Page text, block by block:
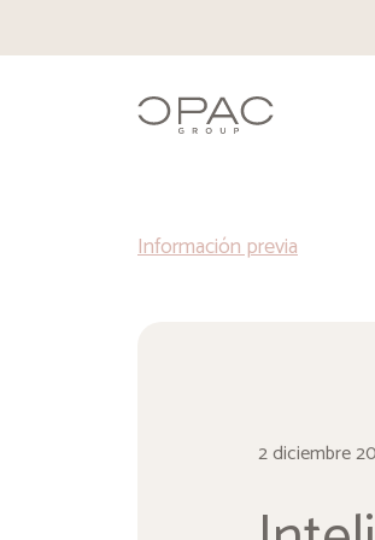
opac
Información previa
2 diciembre